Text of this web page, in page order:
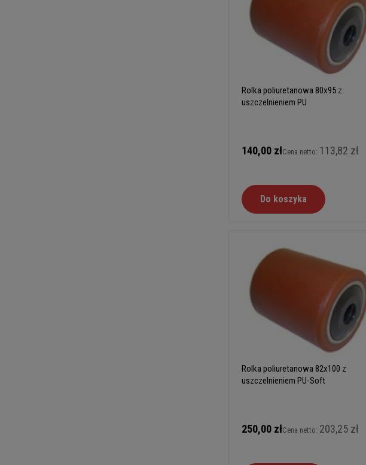
Rolka poliuretanowa 80x95 z
uszczelnieniem PU
140,00 złCena netto: 113,82 zł
Do koszyka
Rolka poliuretanowa 82x100 z
uszczelnieniem PU-Soft
250,00 złCena netto: 203,25 zł